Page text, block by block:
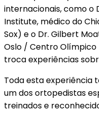
internacionais, como o
Institute, médico do
Sox) e o Dr. Gilbert
Oslo / Centro Olímpico
troca experiências
Toda esta experiência
um dos ortopedistas
treinados e